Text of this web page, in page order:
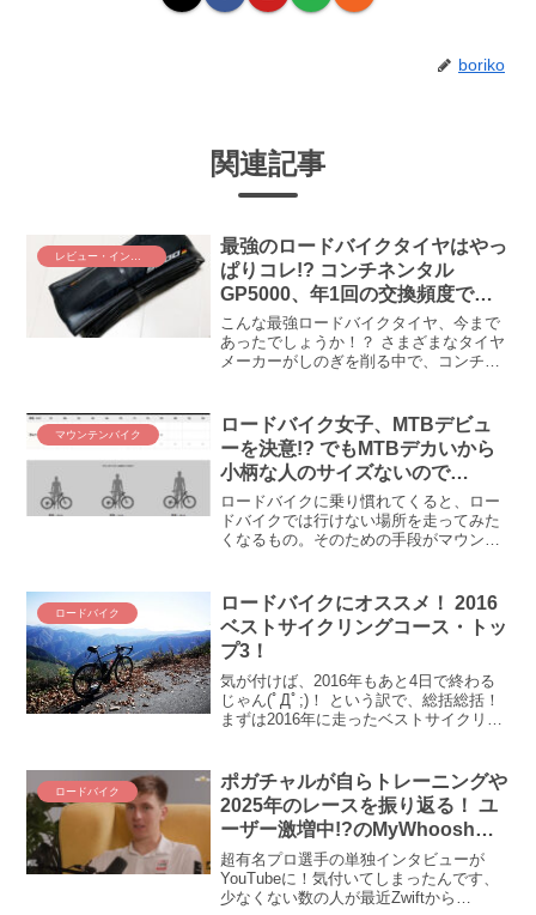
boriko
関連記事
最強のロードバイクタイヤはやっ
ぱりコレ!? コンチネンタル
GP5000、年1回の交換頻度でロ
ングライドもレースも対応できち
ゃう素晴らしさ:(；ﾞﾟ”ωﾟ”):
こんな最強ロードバイクタイヤ、今まで
あったでしょうか！？ さまざまなタイヤ
メーカーがしのぎを削る中で、コンチネ
ぎるスーパータイヤGP5000。インフレ時
代に、唯一優しいロードバイク部品、
GP5000はいいぞ(≧∇≦)
マウンテンバイク
ロードバイク女子、MTBデビュ
ーを決意!? でもMTBデカいから
小柄な人のサイズないので
は。。。(・_・;)
ロードバイクに乗り慣れてくると、ロー
ドバイクでは行けない場所を走ってみた
くなるもの。そのための手段がマウンテ
な女性でもマウンテンバイクに乗れるの
か？ まずはサイズを調べて、小柄な人で
もMTBに乗れるか確かめてみるのです。
ロードバイク
ロードバイクにオススメ！ 2016
ベストサイクリングコース・トッ
プ3！
気が付けば、2016年もあと4日で終わる
じゃん(ﾟДﾟ;)！ という訳で、総括総括！
まずは2016年に走ったベストサイクリン
*)2016年のサイクリングは関東・東...
ロードバイク
ポガチャルが自らトレーニングや
2025年のレースを振り返る！ ユ
ーザー激増中!?のMyWhooshが
タディ・ポガチャルを単独インタ
ビュー
超有名プロ選手の単独インタビューが
YouTubeに！気付いてしまったんです、
少なくない数の人が最近Zwiftから